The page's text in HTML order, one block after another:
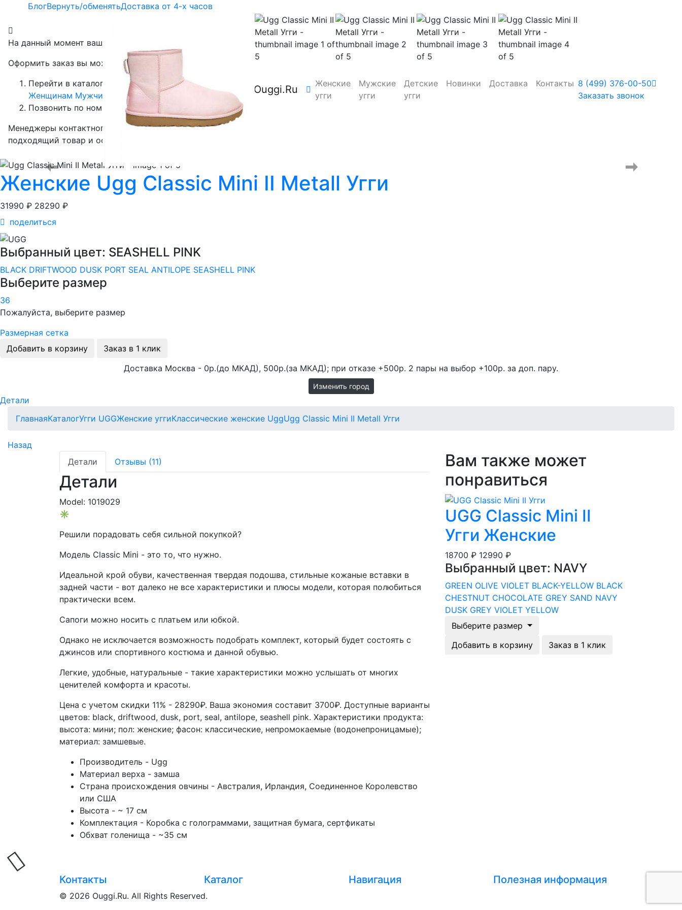
БлогВернуть/обменятьДоставка от 4-х часов
На данный момент ваша корзина пуста.
Оформить заказ вы можете следующими способами:
Перейти в каталог и выбрать товар
Женщинам Мужчинам
Детям
Позвонить по номеру
8 (499) 376-00-50
Менеджеры контактного центра помогут вам выбрать
подходящий товар и оформить заказ.
Ouggi.Ru
Женские
угги
Мужские
угги
Детские
угги
Новинки Доставка Контакты 8 (499) 376-00-50
Заказать звонок
Женские Ugg Classic Mini II Metall Угги
31990 ₽ 28290 ₽
поделиться
Выбранный цвет: SEASHELL PINK
BLACK DRIFTWOOD DUSK PORT SEAL ANTILOPE SEASHELL PINK
Выберите размер
36
Пожалуйста, выберите размер
Размерная сетка
Добавить в корзину
Заказ в 1 клик
Доставка Москва - 0р.(до МКАД), 500р.(за МКАД); при отказе +500р. 2 пары на выбор +100р. за доп. пару.
Изменить город
Детали
ГлавнаяКаталогУгги UGGЖенские уггиКлассические женские UggUgg Classic Mini II Metall Угги
Назад
Детали
Отзывы (11)
Детали
Model: 1019029
✳
Решили порадовать себя сильной покупкой?
Модель Classic Mini - это то, что нужно.
Идеальной крой обуви, качественная твердая подошва, стильные кожаные вставки в
задней части - вот далеко не все характеристики и плюсы модели, которая полюбиться
практически всем.
Сапоги можно носить с платьем или юбкой.
Однако не исключается возможность подобрать комплект, который будет состоять с
джинсов или спортивного костюма и данной обувью.
Легкие, удобные, натуральные - такие характеристики можно услышать от многих
ценителей комфорта и красоты.
Цена с учетом скидки 11% - 28290₽. Ваша экономия составит 3700₽. Доступные варианты
цветов: black, driftwood, dusk, port, seal, antilope, seashell pink. Характеристики продукта:
высота: мини; пол: женские; фасон: классические, непромокаемые (водонепроницамые);
материал: замшевые.
Производитель - Ugg
Материал верха - замша
Страна происхождения овчины - Австралия, Ирландия, Соединенное Королевство
или США
Высота - ~ 17 см
Комплектация - Коробка с голограммами, защитная бумага, сертфикаты
Обхват голенища - ~35 см
Вам также может
понравиться
UGG Classic Mini II
Угги Женские
18700 ₽ 12990 ₽
Выбранный цвет: NAVY
GREEN OLIVE VIOLET BLACK-YELLOW BLACK
CHESTNUT CHOCOLATE GREY SAND NAVY
DUSK GREY VIOLET YELLOW
Выберите размер
Добавить в корзину
Заказ в 1 клик
Контакты Каталог Навигация Полезная информация
© 2026 Ouggi.Ru. All Rights Reserved.